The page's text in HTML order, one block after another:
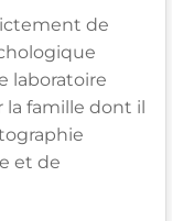
de
laboratoire
famille dont il
et de